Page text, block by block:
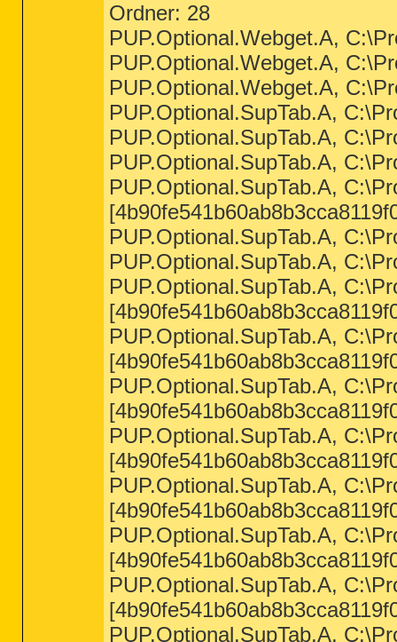
Ordner: 28
PUP.Optional.Webget.A,
PUP.Optional.Webget.A,
PUP.Optional.Webget.A,
PUP.Optional.SupTab.A,
PUP.Optional.SupTab.A,
PUP.Optional.SupTab.A,
PUP.Optional.SupTab.A,
PUP.Optional.SupTab.A,
PUP.Optional.SupTab.A,
PUP.Optional.SupTab.A,
PUP.Optional.SupTab.A,
PUP.Optional.SupTab.A,
PUP.Optional.SupTab.A,
PUP.Optional.SupTab.A,
PUP.Optional.SupTab.A,
PUP.Optional.SupTab.A,
PUP.Optional.SupTab.A,